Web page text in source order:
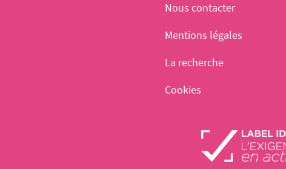
Nous contacter
Mentions légales
La recherche
Cookies